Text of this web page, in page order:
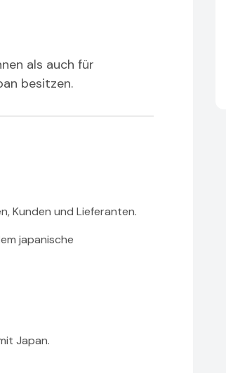
als auch für
besitzen.
Kunden und Lieferanten.
japanische
Japan.